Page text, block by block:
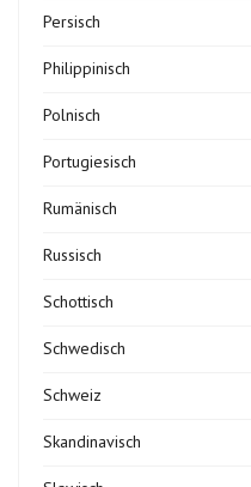
Persisch
Philippinisch
Polnisch
Portugiesisch
Rumänisch
Russisch
Schottisch
Schwedisch
Schweiz
Skandinavisch